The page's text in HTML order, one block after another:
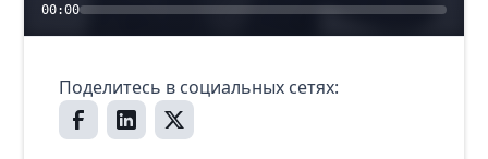
00:00
Поделитесь в социальных сетях: